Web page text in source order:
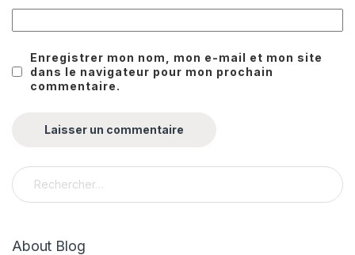
Enregistrer mon nom, mon e-mail et mon site
dans le navigateur pour mon prochain
commentaire.
Rechercher :
About Blog